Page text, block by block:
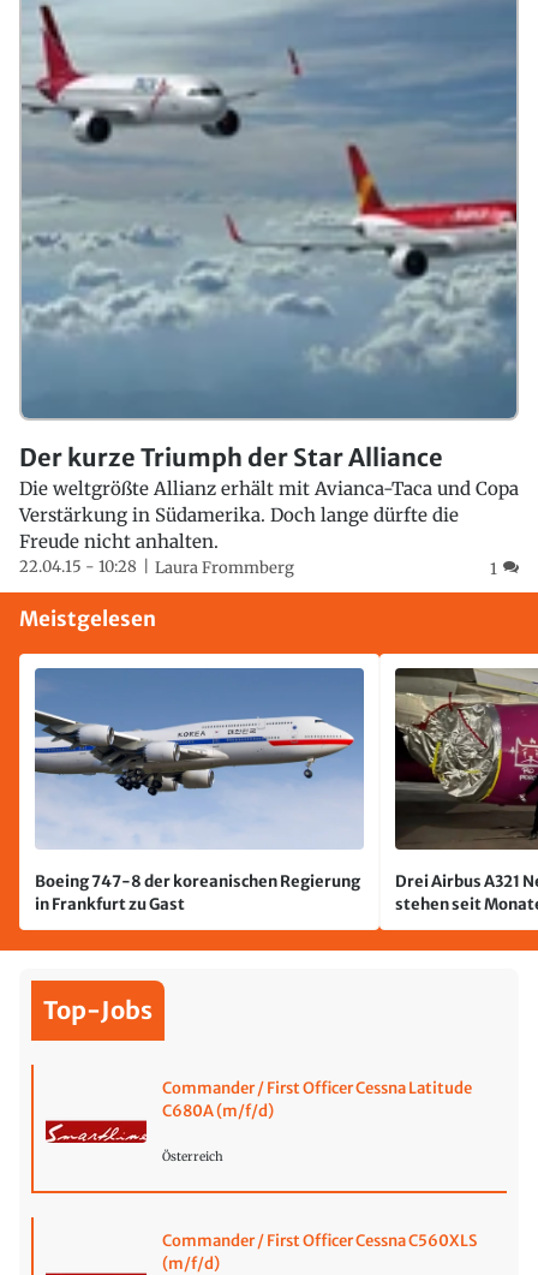
Der kurze Triumph der Star Alliance
Die weltgrößte Allianz erhält mit Avianca-Taca und Copa
Verstärkung in Südamerika. Doch lange dürfte die
Freude nicht anhalten.
22.04.15 - 10:28 Laura Frommberg 1
Meistgelesen
Boeing 747-8 der koreanischen Regierung
in Frankfurt zu Gast
Drei Airbus A321
stehen seit
jetzt wurde einer
Top-Jobs
Commander / First Officer Cessna Latitude
C680A (m/f/d)
Österreich
Commander / First Officer Cessna C560XLS
(m/f/d)